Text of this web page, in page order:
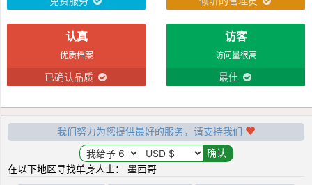
认真
优质档案
已确认品质
访客
访问量很高
最佳
我们努力为您提供最好的服务，请支持我们
在以下地区寻找单身人士： 墨西哥